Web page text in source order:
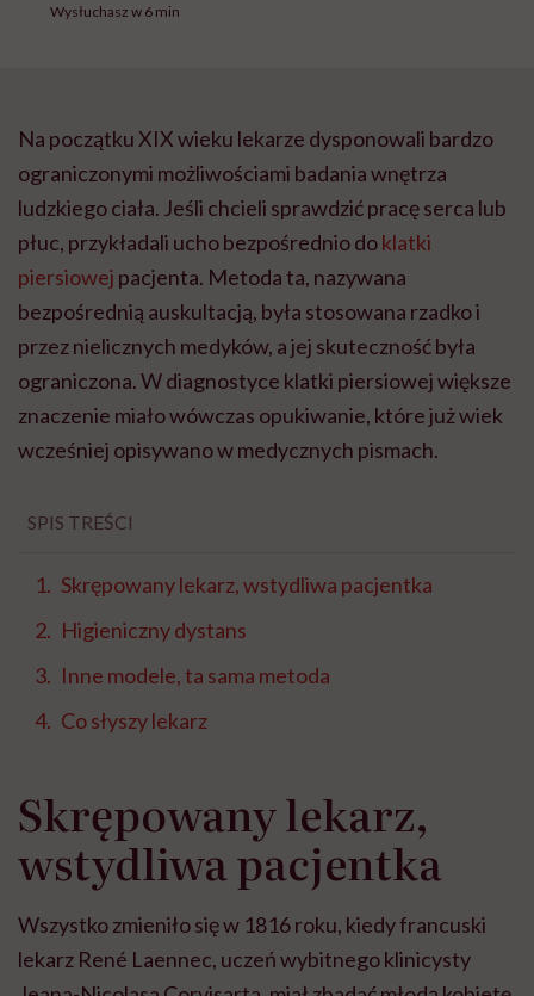
Wysłuchasz w 6 min
Na początku XIX wieku lekarze dysponowali bardzo
ograniczonymi możliwościami badania wnętrza
ludzkiego ciała. Jeśli chcieli sprawdzić pracę serca lub
płuc, przykładali ucho bezpośrednio doklatki
piersiowej pacjenta. Metoda ta, nazywana
bezpośrednią auskultacją, była stosowana rzadko i
przez nielicznych medyków, a jej skuteczność była
ograniczona. W diagnostyce klatki piersiowej większe
znaczenie miało wówczas opukiwanie, które już wiek
wcześniej opisywano w medycznych pismach.
SPIS TREŚCI
Skrępowany lekarz, wstydliwa pacjentka
Higieniczny dystans
Inne modele, ta sama metoda
Co słyszy lekarz
Skrępowany lekarz,
wstydliwa pacjentka
Wszystko zmieniło się w 1816 roku, kiedy francuski
lekarz René Laennec, uczeń wybitnego klinicysty